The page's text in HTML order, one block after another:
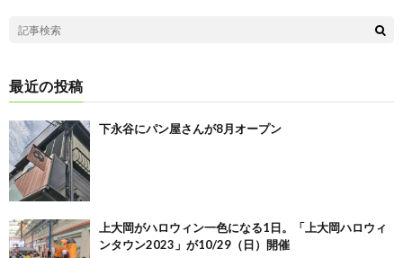
最近の投稿
下永谷にパン屋さんが8月オープン
上大岡がハロウィン一色になる1日。「上大岡ハロウィ
ンタウン2023」が10/29（日）開催